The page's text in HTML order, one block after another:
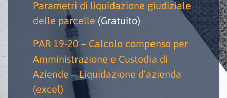
Parametri di liquidazione giudiziale
delle parcelle (Gratuito)
PAR 19-20 – Calcolo compenso per
Amministrazione e Custodia di
Aziende – Liquidazione d’azienda
(excel)